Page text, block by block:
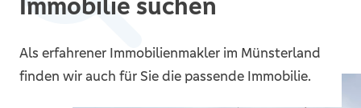
Als erfahrener Immobilienmakler im Münsterland
finden wir auch für Sie die passende Immobilie.